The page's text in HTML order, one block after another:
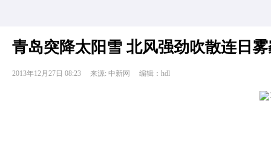
青岛突降太阳雪 北风强劲吹散连日
2013年12月27日 08:23 来源: 中新网 编辑：hdl